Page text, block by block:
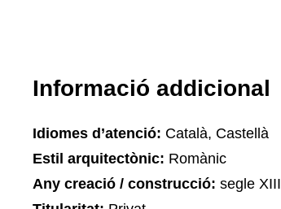
Informació addicional
Idiomes d’atenció: Català, Castellà
Estil arquitectònic: Romànic
Any creació / construcció: segle XIII